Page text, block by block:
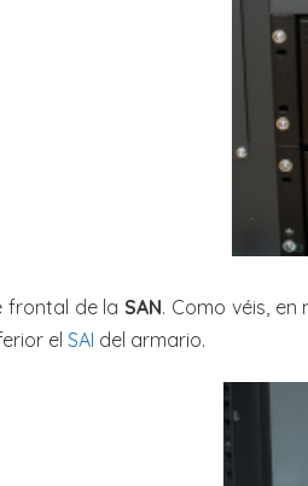
frontal de laSAN. Como véis,
el SAI del armario.